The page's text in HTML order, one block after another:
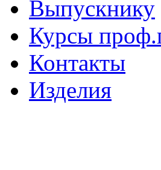
Выпускнику
Курсы
Контакты
Изделия